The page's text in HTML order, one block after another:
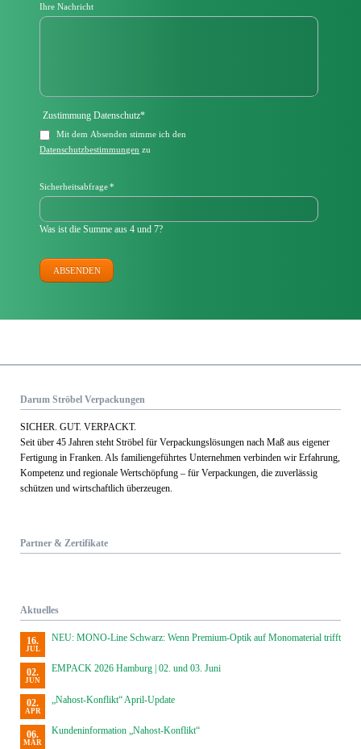
Ihre Nachricht
Pflichtfeld
Zustimmung Datenschutz*
Mit dem Absenden stimme ich den
Datenschutzbestimmungen zu
Pflichtfeld
Sicherheitsabfrage*
Was ist die Summe aus 4 und 7?
ABSENDEN
Darum Ströbel Verpackungen
SICHER. GUT. VERPACKT.
Seit über 45 Jahren steht Ströbel für Verpack­ungs­lösungen nach Maß aus eigener
Fertigung in Franken. Als familien­geführtes Unternehmen verbinden wir Erfahrung,
Kom­petenz und regionale Wert­schöpfung – für Verpackungen, die zuverlässig
schützen und wirtschaftlich überzeugen.
Partner & Zertifikate
Aktuelles
16.
JUL
NEU: MONO-Line Schwarz: Wenn Premium-Optik auf Monomaterial trifft
02.
JUN
EMPACK 2026 Hamburg | 02. und 03. Juni
02.
APR
„Nahost-Konflikt“ April-Update
06.
MÄR
Kundeninformation „Nahost-Konflikt“